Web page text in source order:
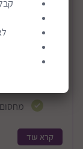
Dream Baby
שטח
קרא עוד